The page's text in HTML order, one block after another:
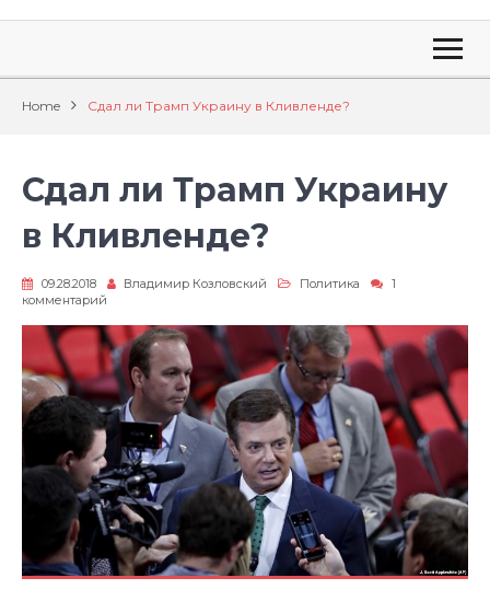
Home Сдал ли Трамп Украину в Кливленде?
Сдал ли Трамп Украину
в Кливленде?
09.28.2018 Владимир Козловский Политика
1
комментарий
Сдал
ли
Трамп
Украину
в
Кливленде?